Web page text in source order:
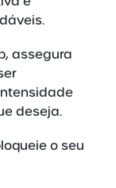
assegura
deseja.
o seu